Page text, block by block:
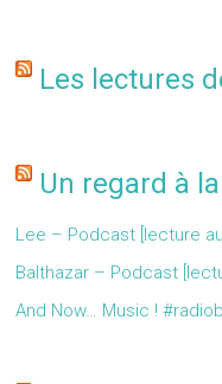
Les lectures
Un regard à
Lee – Podcast [lecture
Balthazar – Podcast
And Now… Music !